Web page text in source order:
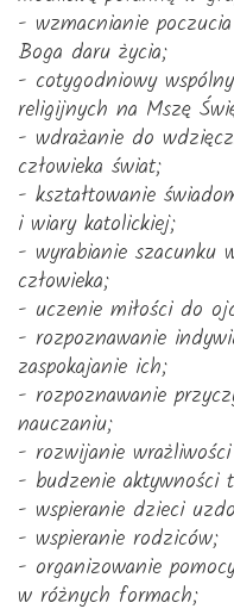
- wzmacnianie
Boga daru życia;
- cotygodniowy
religijnych na Mszę
- wdrażanie do
człowieka świat;
- kształtowanie
i wiary katolickiej;
- wyrabianie szacunku
człowieka;
- uczenie miłości do
- rozpoznawanie
zaspokajanie ich;
- rozpoznawanie
nauczaniu;
- rozwijanie
- budzenie aktywności
- wspieranie dzieci
- wspieranie rodziców;
- organizowanie
w różnych formach;